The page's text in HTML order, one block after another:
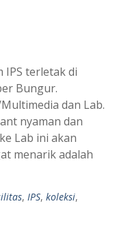
terletak di
Bungur.
dan Lab.
nyaman dan
Lab ini akan
menarik adalah
, IPS, koleksi,